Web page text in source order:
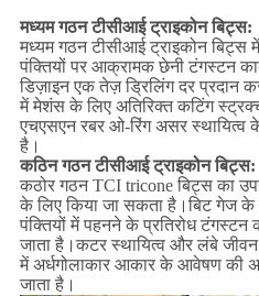
मध्यम गठन टीसीआई ट्राइकोन बिट्स:
मध्यम गठन टीसीआई ट्राइकोन बिट्स
पंक्तियों पर आक्रामक छेनी टंगस्टन
डिज़ाइन एक तेज़ ड्रिलिंग दर प्रदान
में मेशंस के लिए अतिरिक्त कटिंग
एचएसएन रबर ओ-रिंग असर स्थायित्व के
है।
कठिन गठन टीसीआई ट्राइकोन बिट्स:
कठोर गठन TCI tricone बिट्स का
के लिए किया जा सकता है।बिट गेज के
पंक्तियों में पहनने के प्रतिरोध टंगस्टन
जाता है।कटर स्थायित्व और लंबे
में अर्धगोलाकार आकार के आवेषण की
जाता है।